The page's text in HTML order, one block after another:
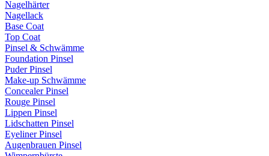
Nagelhärter
Nagellack
Base Coat
Top Coat
Pinsel & Schwämme
Foundation Pinsel
Puder Pinsel
Make-up Schwämme
Concealer Pinsel
Rouge Pinsel
Lippen Pinsel
Lidschatten Pinsel
Eyeliner Pinsel
Augenbrauen Pinsel